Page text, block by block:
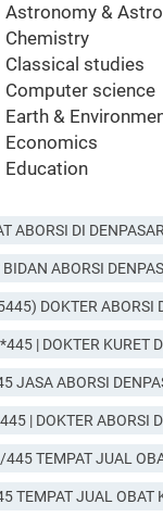
Astronomy &
Chemistry
Classical studies
Computer science
Earth &
Economics
Education
ABORSI DI
ABORSI
DOKTER ABORSI
| DOKTER KURET
JASA ABORSI
| DOKTER ABORSI
TEMPAT JUAL
TEMPAT JUAL OBAT